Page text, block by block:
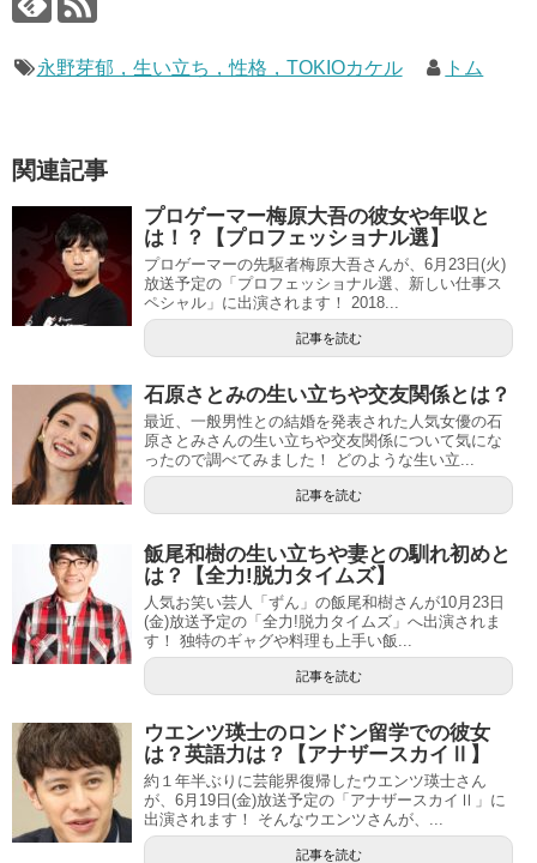
永野芽郁，生い立ち，性格，TOKIOカケル トム
関連記事
プロゲーマー梅原大吾の彼女や年収と
は！？【プロフェッショナル選】
プロゲーマーの先駆者梅原大吾さんが、6月23日(火)
放送予定の「プロフェッショナル選、新しい仕事ス
ペシャル」に出演されます！ 2018...
記事を読む
石原さとみの生い立ちや交友関係とは？
最近、一般男性との結婚を発表された人気女優の石
原さとみさんの生い立ちや交友関係について気にな
ったので調べてみました！ どのような生い立...
記事を読む
飯尾和樹の生い立ちや妻との馴れ初めと
は？【全力!脱力タイムズ】
人気お笑い芸人「ずん」の飯尾和樹さんが10月23日
(金)放送予定の「全力!脱力タイムズ」へ出演されま
す！ 独特のギャグや料理も上手い飯...
記事を読む
ウエンツ瑛士のロンドン留学での彼女
は？英語力は？【アナザースカイⅡ】
約１年半ぶりに芸能界復帰したウエンツ瑛士さん
が、6月19日(金)放送予定の「アナザースカイⅡ」に
出演されます！ そんなウエンツさんが、...
記事を読む